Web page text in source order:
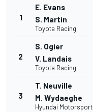
1
E. Evans
S. Martin
Toyota Racing
2
S. Ogier
V. Landais
Toyota Racing
3
T. Neuville
M. Wydaeghe
Hyundai Motorsport